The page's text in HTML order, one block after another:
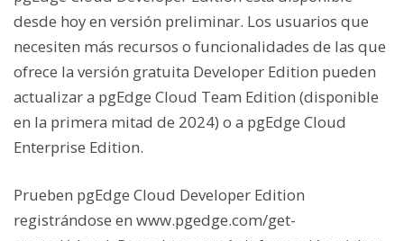
desde hoy en versión preliminar. Los usuarios que
necesiten más recursos o funcionalidades de las que
ofrece la versión gratuita Developer Edition pueden
actualizar a pgEdge Cloud Team Edition (disponible
en la primera mitad de 2024) o a pgEdge Cloud
Enterprise Edition.
Prueben pgEdge Cloud Developer Edition
registrándose en www.pgedge.com/get-